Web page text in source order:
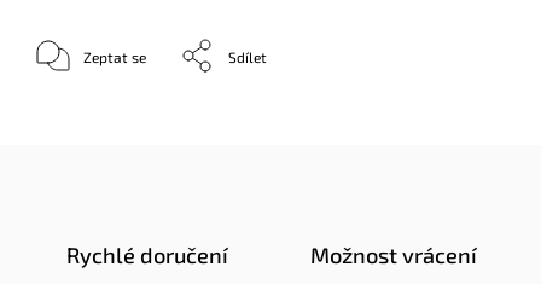
Zeptat se Sdílet
Rychlé doručení Možnost vrácení